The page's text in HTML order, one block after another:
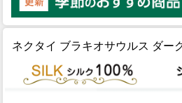
ネクタイ ブラキオサウルス ダー